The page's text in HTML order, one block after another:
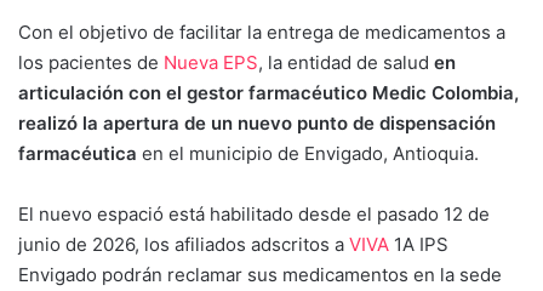
Con el objetivo de facilitar la entrega de medicamentos a
los pacientes de Nueva EPS, la entidad de salud en
articulación con el gestor farmacéutico Medic Colombia,
realizó la apertura de un nuevo punto de dispensación
farmacéutica en el municipio de Envigado, Antioquia.
El nuevo espació está habilitado desde el pasado 12 de
junio de 2026, los afiliados adscritos a VIVA 1A IPS
Envigado podrán reclamar sus medicamentos en la sede